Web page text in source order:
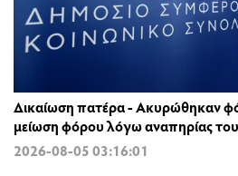
Δικαίωση πατέρα - Ακυρώθηκαν
μείωση φόρου λόγω αναπηρίας
2026-08-05 03:16:01